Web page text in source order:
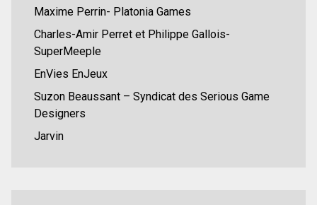
Maxime Perrin- Platonia Games
Charles-Amir Perret et Philippe Gallois-
SuperMeeple
EnVies EnJeux
Suzon Beaussant – Syndicat des Serious Game
Designers
Jarvin